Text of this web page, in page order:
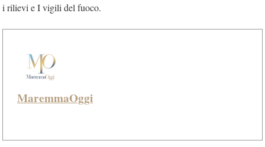
i rilievi e I vigili del fuoco.
MaremmaOggi